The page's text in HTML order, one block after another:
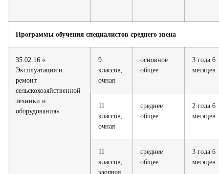
Программы обучения специалистов среднего звена
35.02.16 «
Эксплуатация и
ремонт
сельскохозяйственной
техники и
оборудования»
9
классов,
очная
основное
общее
3 года 6
месяцев
11
классов,
очная
среднее
общее
2 года 6
месяцев
11
классов,
заочная
среднее
общее
3 года 6
месяцев